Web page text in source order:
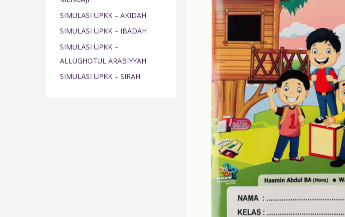
r
:
SIMULASI UPKK – AKIDAH
SIMULASI UPKK – IBADAH
SIMULASI UPKK –
ALLUGHOTUL ARABIYYAH
SIMULASI UPKK – SIRAH